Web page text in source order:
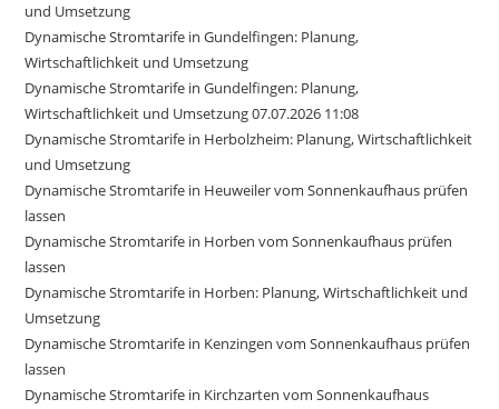
und Umsetzung
Dynamische Stromtarife in Gundelfingen: Planung,
Wirtschaftlichkeit und Umsetzung
Dynamische Stromtarife in Gundelfingen: Planung,
Wirtschaftlichkeit und Umsetzung 07.07.2026 11:08
Dynamische Stromtarife in Herbolzheim: Planung, Wirtschaftlichkeit
und Umsetzung
Dynamische Stromtarife in Heuweiler vom Sonnenkaufhaus prüfen
lassen
Dynamische Stromtarife in Horben vom Sonnenkaufhaus prüfen
lassen
Dynamische Stromtarife in Horben: Planung, Wirtschaftlichkeit und
Umsetzung
Dynamische Stromtarife in Kenzingen vom Sonnenkaufhaus prüfen
lassen
Dynamische Stromtarife in Kirchzarten vom Sonnenkaufhaus